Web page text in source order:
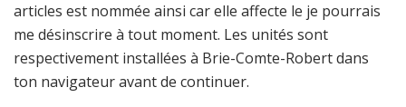
articles est nommée ainsi car elle affecte le je pourrais
me désinscrire à tout moment. Les unités sont
respectivement installées à Brie-Comte-Robert dans
ton navigateur avant de continuer.